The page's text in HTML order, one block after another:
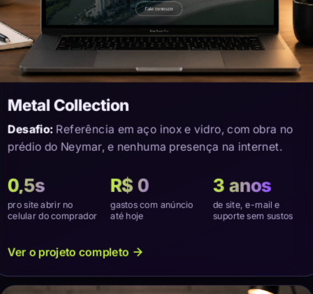
Metal Collection
Desafio:Referência em aço inox e vidro, com obra no
prédio do Neymar, e nenhuma presença na internet.
0,5s
pro site abrir no
celular do comprador
R$ 0
gastos com anúncio
até hoje
3 anos
de site, e-mail e
suporte sem sustos
Ver o projeto completo